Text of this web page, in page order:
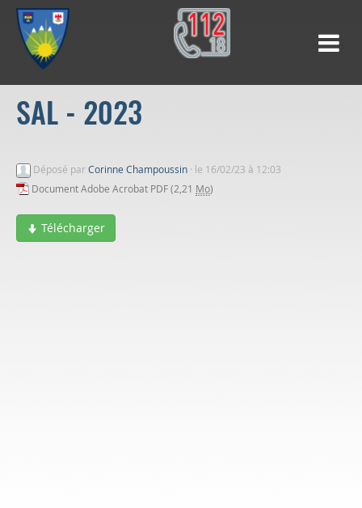
SAL - 2023
Déposé parCorinne Champoussin · le 16/02/23 à 12:03
Document Adobe Acrobat PDF (2,21 Mo)
Télécharger